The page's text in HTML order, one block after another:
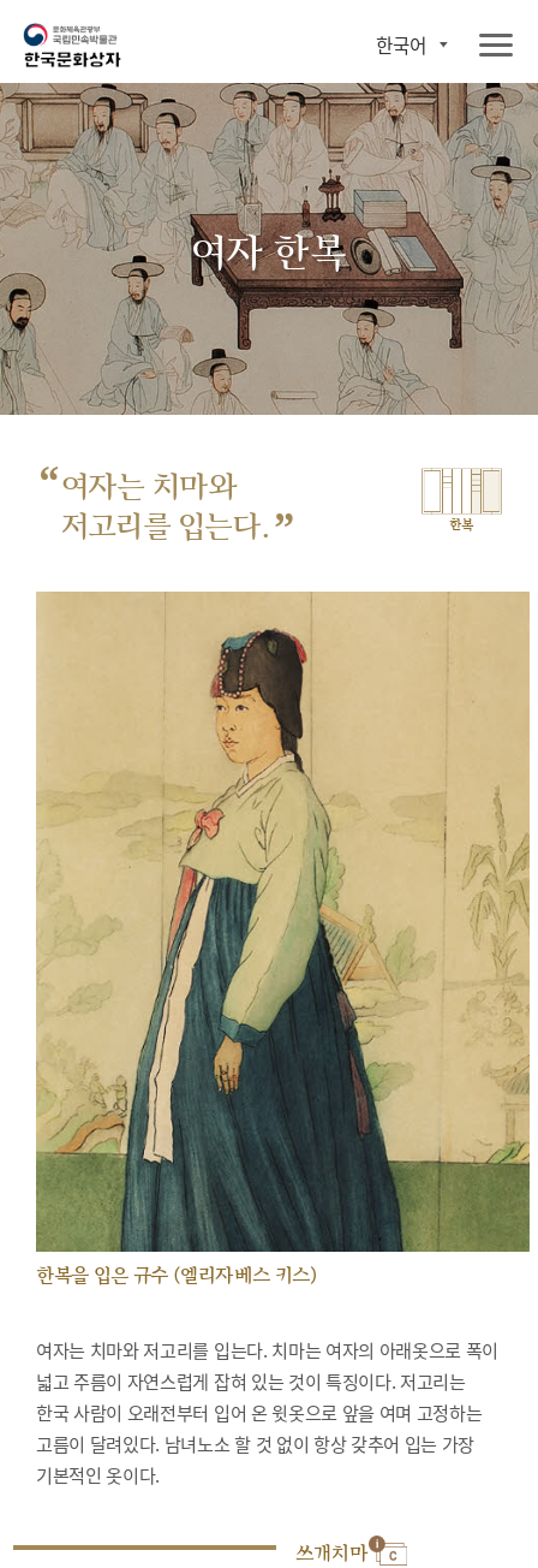
한국어
여자 한복
“여자는 치마와
저고리를 입는다. ” 한복
한복을 입은 규수 (엘리자베스 키스)
여자는 치마와 저고리를 입는다. 치마는 여자의 아래옷으로 폭이
넓고 주름이 자연스럽게 잡혀 있는 것이 특징이다. 저고리는
한국 사람이 오래전부터 입어 온 윗옷으로 앞을 여며 고정하는
고름이 달려있다. 남녀노소 할 것 없이 항상 갖추어 입는 가장
기본적인 옷이다.
쓰개치마